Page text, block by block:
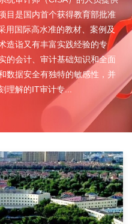
目是国内首个获得教育部批准
用国际高水准的教材、案例及
造诣又有丰富实践经验的专
的会计、审计基础知识和全面
数据安全有独特的敏感性，并
理解的IT审计专...